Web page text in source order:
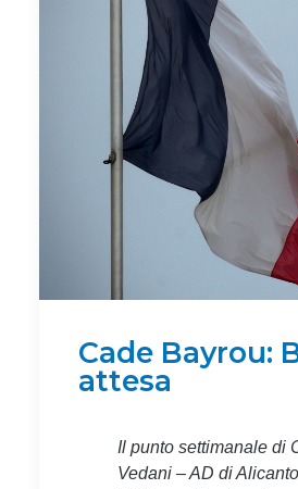
Cade Bayrou:
attesa
Il punto settimanale di
Vedani – AD di